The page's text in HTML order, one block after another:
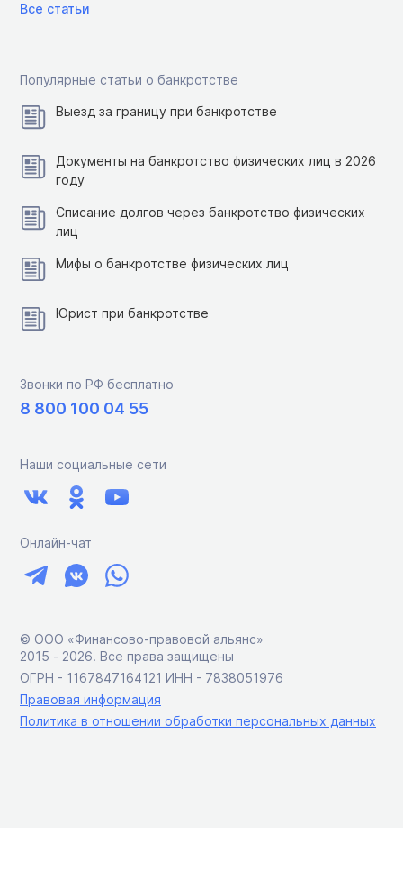
Все статьи
Популярные статьи о банкротстве
Выезд за границу при банкротстве
Документы на банкротство физических лиц в 2026
году
Списание долгов через банкротство физических
лиц
Мифы о банкротстве физических лиц
Юрист при банкротстве
Звонки по РФ бесплатно
8 800 100 04 55
Наши социальные сети
Онлайн-чат
© ООО «Финансово-правовой альянс»
2015 ‑ 2026. Все права защищены
ОГРН - 1167847164121 ИНН - 7838051976
Правовая информация
Политика в отношении обработки персональных данных